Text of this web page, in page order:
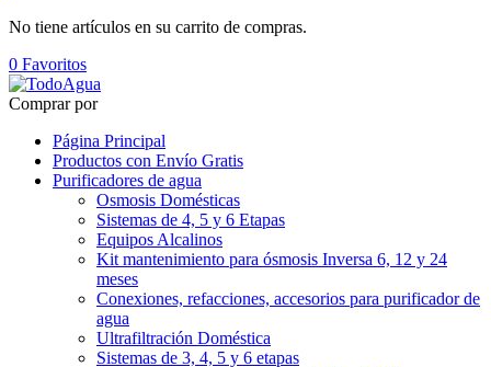
No tiene artículos en su carrito de compras.
0 Favoritos
Comprar por
Página Principal
Productos con Envío Gratis
Purificadores de agua
Osmosis Domésticas
Sistemas de 4, 5 y 6 Etapas
Equipos Alcalinos
Kit mantenimiento para ósmosis Inversa 6, 12 y 24
meses
Conexiones, refacciones, accesorios para purificador de
agua
Ultrafiltración Doméstica
Sistemas de 3, 4, 5 y 6 etapas